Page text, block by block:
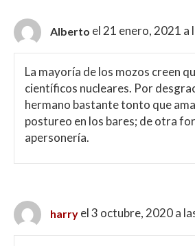
Alberto el 21 enero, 2021 a
La mayoría de los mozos creen
científicos nucleares. Por
hermano bastante tonto que
postureo en los bares; de otra
apersonería.
harry el 3 octubre, 2020 a